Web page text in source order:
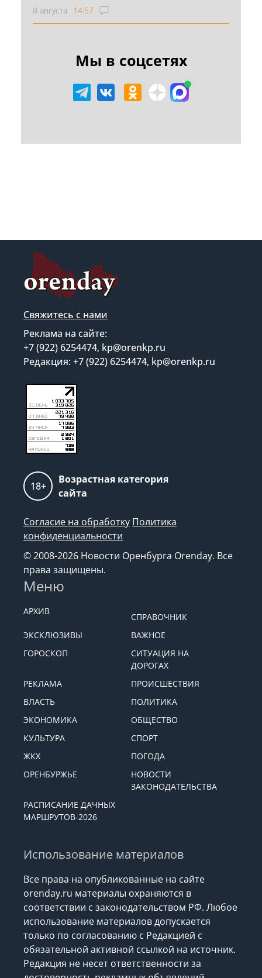
8 августа 14:57
Мы в соцсетях
Свяжитесь с нами
Реклама на сайте:
+7 (922) 6254474, kp@orenkp.ru
Редакция: +7 (922) 6254474, kp@orenkp.ru
18+
Возрастная категория
сайта
Согласие на обработку Политика
конфиденциальности
© 2008-2026 Новости Оренбурга Orenday. Все
права защищены.
Меню
АРХИВ
СПРАВОЧНИК
ЭКСКЛЮЗИВЫ
ВАЖНОЕ
ГОРОСКОП
СИТУАЦИЯ НА
ДОРОГАХ
РЕКЛАМА
ПРОИСШЕСТВИЯ
ВЛАСТЬ
ПОЛИТИКА
ЭКОНОМИКА
ОБЩЕСТВО
КУЛЬТУРА
СПОРТ
ЖКХ
ПОГОДА
ОРЕНБУРЖЬЕ
НОВОСТИ
ЗАКОНОДАТЕЛЬСТВА
РАСПИСАНИЕ ДАЧНЫХ
МАРШРУТОВ-2026
Использование материалов
Все права на опубликованные на сайте
orenday.ru материалы охраняются в
соответствии с законодательством РФ. Любое
использование материалов допускается
только по согласованию с Редакцией с
обязательной активной ссылкой на источник.
Редакция не несет ответственности за